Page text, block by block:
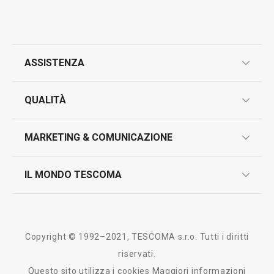
ASSISTENZA
contatti
QUALITÀ
test sui prodotti
MARKETING & COMUNICAZIONE
IL MONDO TESCOMA
Copyright © 1992–2021, TESCOMA s.r.o. Tutti i diritti
riservati.
Questo sito utilizza i cookies Maggiori informazioni